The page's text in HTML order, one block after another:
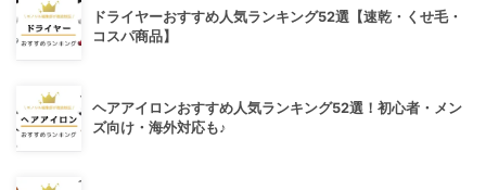
ドライヤーおすすめ人気ランキング52選【速乾・くせ毛・
コスパ商品】
ヘアアイロンおすすめ人気ランキング52選！初心者・メン
ズ向け・海外対応も♪